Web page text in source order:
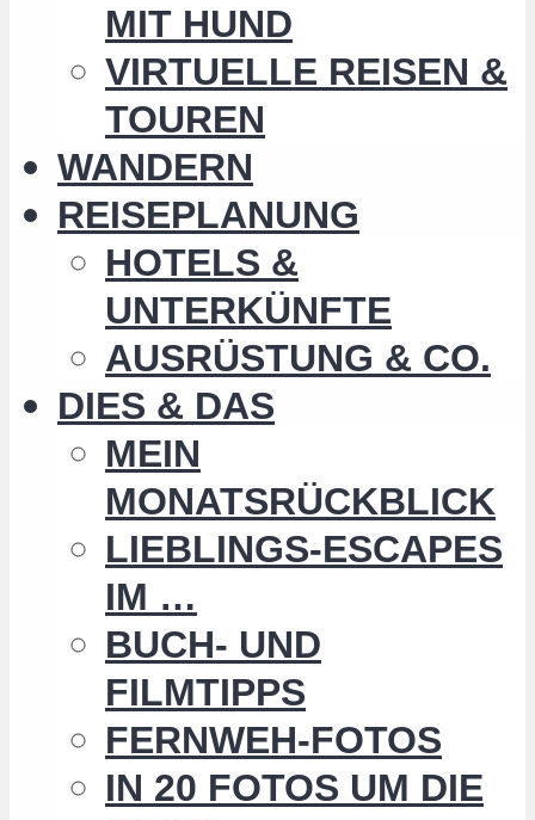
MIT HUND
VIRTUELLE REISEN &
TOUREN
WANDERN
REISEPLANUNG
HOTELS &
UNTERKÜNFTE
AUSRÜSTUNG & CO.
DIES & DAS
MEIN
MONATSRÜCKBLICK
LIEBLINGS-ESCAPES
IM …
BUCH- UND
FILMTIPPS
FERNWEH-FOTOS
IN 20 FOTOS UM DIE